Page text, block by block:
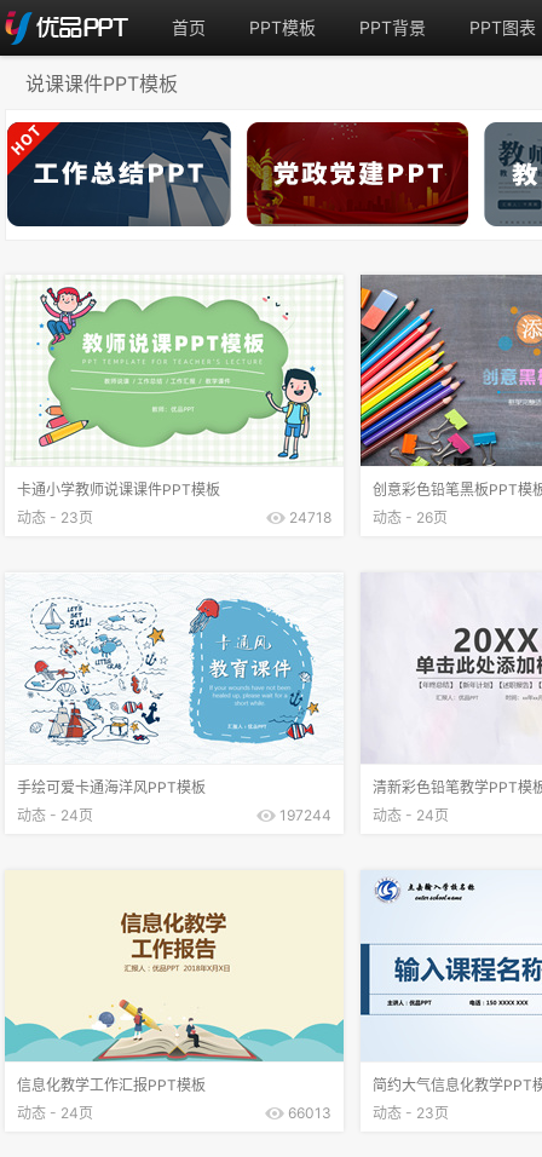
首页 PPT模板 PPT背景 PPT图表
说课课件PPT模板
卡通小学教师说课课件PPT模板
动态 - 23页
24718
创意彩色铅笔黑板PPT模
动态 - 26页
手绘可爱卡通海洋风PPT模板
动态 - 24页
197244
清新彩色铅笔教学PPT模
动态 - 24页
信息化教学工作汇报PPT模板
动态 - 24页
66013
简约大气信息化教学PPT
动态 - 23页